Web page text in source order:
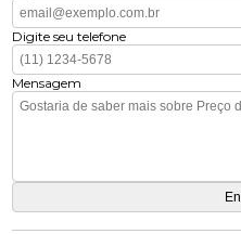
Digite seu telefone
Mensagem